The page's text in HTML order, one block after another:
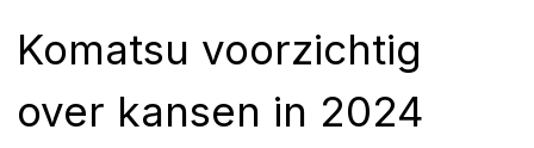
Komatsu voorzichtig
over kansen in 2024